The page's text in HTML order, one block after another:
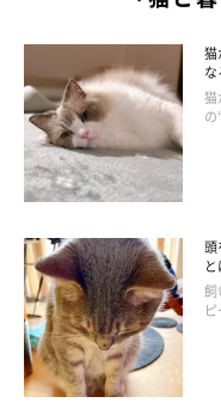
ねこのきもち投稿写真ギャラリー
Q.
愛猫は、慣れないことを
A.
猫は拘束を嫌うので、と
まかもしれません。無理
り、飼い主さんとの関係
猫
猫
頭
飼